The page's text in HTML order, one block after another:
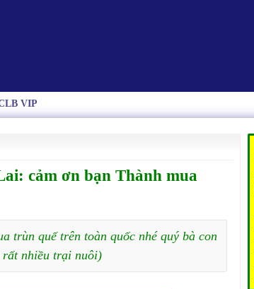
VIP
cảm ơn bạn Thành mua
trùn quế trên toàn quốc nhé quý bà con
nhiều trại nuôi)